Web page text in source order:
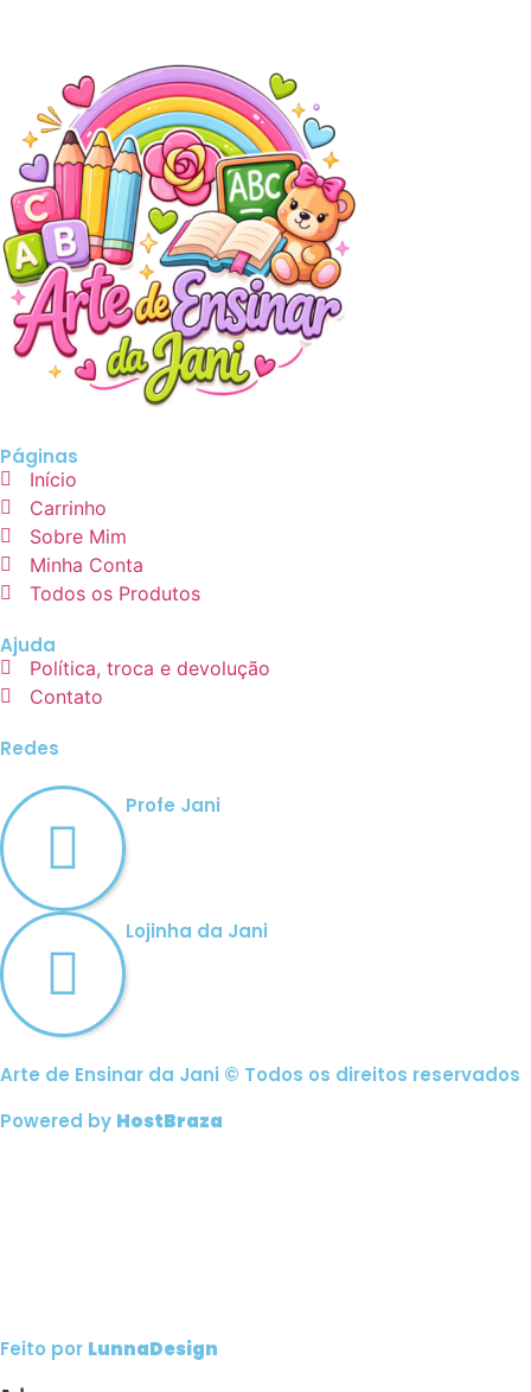
Páginas
Início
Carrinho
Sobre Mim
Minha Conta
Todos os Produtos
Ajuda
Política, troca e devolução
Contato
Redes
Profe Jani
Lojinha da Jani
Arte de Ensinar da Jani © Todos os direitos reservados
Powered by HostBraza
Feito por LunnaDesign